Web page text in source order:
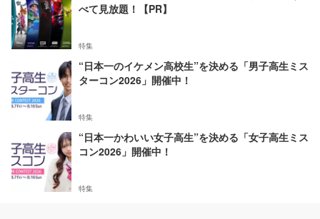
べて見放題！【PR】
特集
“日本一のイケメン高校生”を決める「男子高生ミス
ターコン2026」開催中！
特集
“日本一かわいい女子高生”を決める「女子高生ミス
コン2026」開催中！
特集